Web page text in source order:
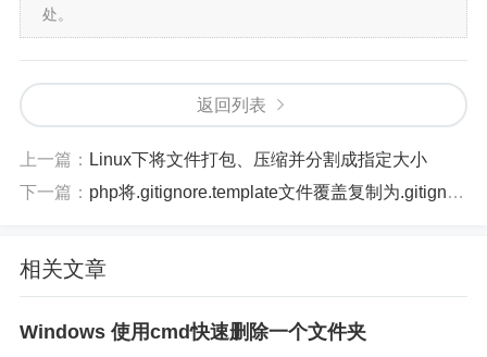
处。
返回列表
上一篇： Linux下将文件打包、压缩并分割成指定大小
下一篇： php将.gitignore.template文件覆盖复制为.gitignore
相关文章
Windows 使用cmd快速删除一个文件夹